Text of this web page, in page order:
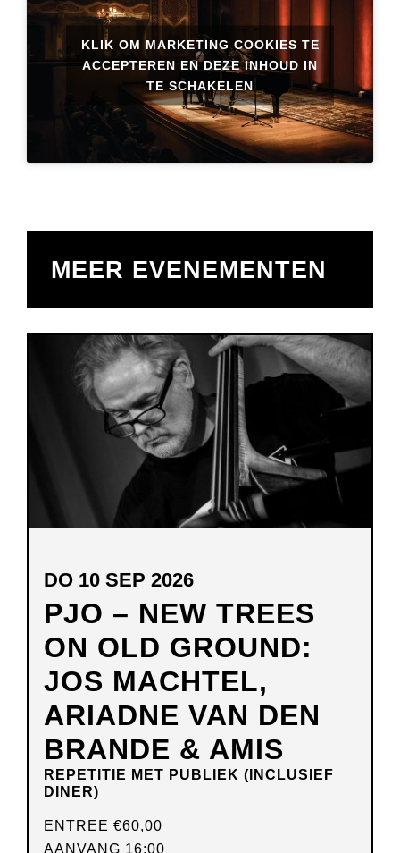
KLIK OM MARKETING COOKIES TE
ACCEPTEREN EN DEZE INHOUD IN
TE SCHAKELEN
MEER EVENEMENTEN
PJO – NEW TREES
ON OLD GROUND:
JOS MACHTEL,
ARIADNE VAN DEN
BRANDE & AMIS
REPETITIE MET PUBLIEK (INCLUSIEF
DINER)
DO 10 SEP 2026
ENTREE €60,00
AANVANG 16:00